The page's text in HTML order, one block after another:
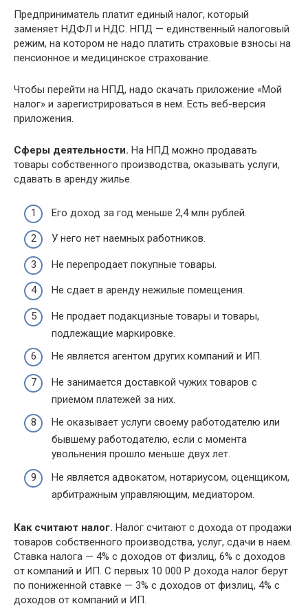
Предприниматель платит единый налог, который
заменяет НДФЛ и НДС. НПД — единственный налоговый
режим, на котором не надо платить страховые взносы на
пенсионное и медицинское страхование.
Чтобы перейти на НПД, надо скачать приложение «Мой
налог» и зарегистрироваться в нем. Есть веб-версия
приложения.
Сферы деятельности. На НПД можно продавать
товары собственного производства, оказывать услуги,
сдавать в аренду жилье.
Его доход за год меньше 2,4 млн рублей.
У него нет наемных работников.
Не перепродает покупные товары.
Не сдает в аренду нежилые помещения.
Не продает подакцизные товары и товары,
подлежащие маркировке.
Не является агентом других компаний и ИП.
Не занимается доставкой чужих товаров с
приемом платежей за них.
Не оказывает услуги своему работодателю или
бывшему работодателю, если с момента
увольнения прошло меньше двух лет.
Не является адвокатом, нотариусом, оценщиком,
арбитражным управляющим, медиатором.
Как считают налог. Налог считают с дохода от продажи
товаров собственного производства, услуг, сдачи в наем.
Ставка налога — 4% с доходов от физлиц, 6% с доходов
от компаний и ИП. С первых 10 000 Р дохода налог берут
по пониженной ставке — 3% с доходов от физлиц, 4% с
доходов от компаний и ИП.